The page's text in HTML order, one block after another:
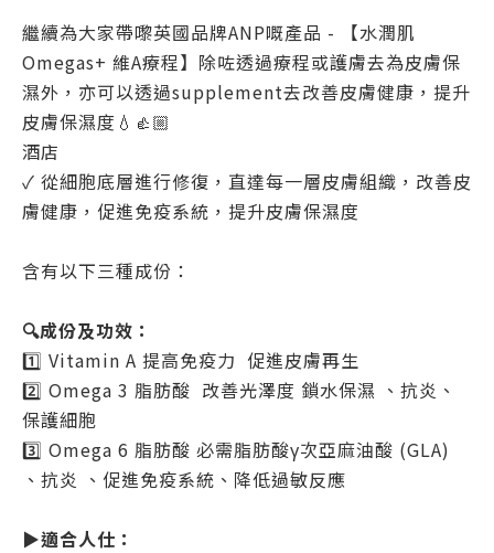
繼續為大家帶嚟英國品牌ANP嘅產品 - 【水潤肌
Omegas+ 維A療程】除咗透過療程或護膚去為皮膚保
濕外，亦可以透過supplement去改善皮膚健康，提升
皮膚保濕度💧👍🏼
酒店
✓ 從細胞底層進行修復，直達每一層皮膚組織，改善皮
膚健康，促進免疫系統，提升皮膚保濕度
含有以下三種成份：
🔍成份及功效：
1️⃣ Vitamin A 提高免疫力 促進皮膚再生
2️⃣ Omega 3 脂肪酸 改善光澤度 鎖水保濕 、抗炎、
保護細胞
3️⃣ Omega 6 脂肪酸 必需脂肪酸γ次亞麻油酸 (GLA)
、抗炎 、促進免疫系統、降低過敏反應
▶️適合人仕：